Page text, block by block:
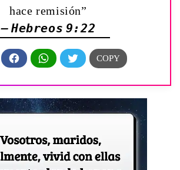
hace remisión”
— Hebreos 9:22